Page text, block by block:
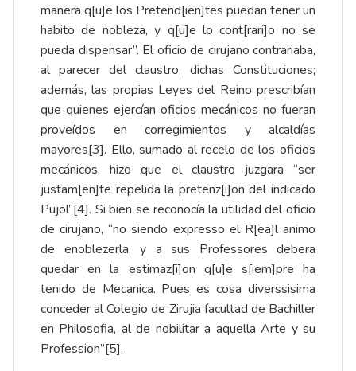
manera q[u]e los Pretend[ien]tes puedan tener un
habito de nobleza, y q[u]e lo cont[rari]o no se
pueda dispensar”. El oficio de cirujano contrariaba,
al parecer del claustro, dichas Constituciones;
además, las propias Leyes del Reino prescribían
que quienes ejercían oficios mecánicos no fueran
proveídos en corregimientos y alcaldías
mayores[3]. Ello, sumado al recelo de los oficios
mecánicos, hizo que el claustro juzgara “ser
justam[en]te repelida la pretenz[i]on del indicado
Pujol”[4]. Si bien se reconocía la utilidad del oficio
de cirujano, “no siendo expresso el R[ea]l animo
de enoblezerla, y a sus Professores debera
quedar en la estimaz[i]on q[u]e s[iem]pre ha
tenido de Mecanica. Pues es cosa diverssisima
conceder al Colegio de Zirujia facultad de Bachiller
en Philosofia, al de nobilitar a aquella Arte y su
Profession”[5].